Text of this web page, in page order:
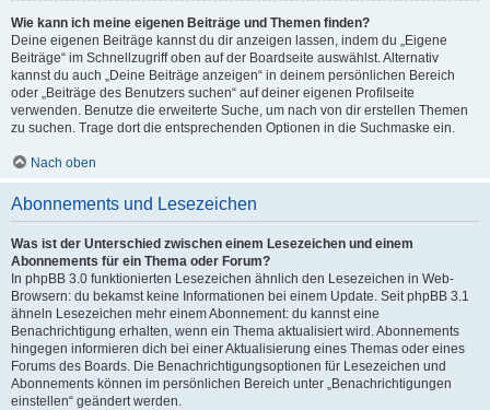
Wie kann ich meine eigenen Beiträge und Themen finden?
Deine eigenen Beiträge kannst du dir anzeigen lassen, indem du „Eigene
Beiträge“ im Schnellzugriff oben auf der Boardseite auswählst. Alternativ
kannst du auch „Deine Beiträge anzeigen“ in deinem persönlichen Bereich
oder „Beiträge des Benutzers suchen“ auf deiner eigenen Profilseite
verwenden. Benutze die erweiterte Suche, um nach von dir erstellen Themen
zu suchen. Trage dort die entsprechenden Optionen in die Suchmaske ein.
Nach oben
Abonnements und Lesezeichen
Was ist der Unterschied zwischen einem Lesezeichen und einem
Abonnements für ein Thema oder Forum?
In phpBB 3.0 funktionierten Lesezeichen ähnlich den Lesezeichen in Web-
Browsern: du bekamst keine Informationen bei einem Update. Seit phpBB 3.1
ähneln Lesezeichen mehr einem Abonnement: du kannst eine
Benachrichtigung erhalten, wenn ein Thema aktualisiert wird. Abonnements
hingegen informieren dich bei einer Aktualisierung eines Themas oder eines
Forums des Boards. Die Benachrichtigungsoptionen für Lesezeichen und
Abonnements können im persönlichen Bereich unter „Benachrichtigungen
einstellen“ geändert werden.